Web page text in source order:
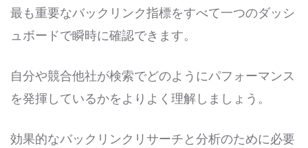
最も重要なバックリンク指標をすべて一つのダッシ
ュボードで瞬時に確認できます。
自分や競合他社が検索でどのようにパフォーマンス
を発揮しているかをよりよく理解しましょう。
効果的なバックリンクリサーチと分析のために必要